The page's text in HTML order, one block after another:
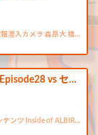
潜入カメラ 森昂大 橋…
vs セ…
ンツ Inside of ALBIR…